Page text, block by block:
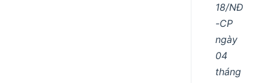
18/NĐ
-CP
ngày
04
tháng